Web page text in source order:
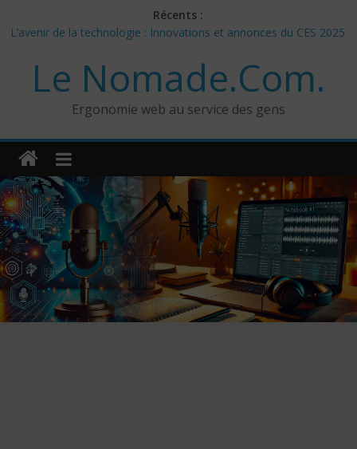
Récents :
L’avenir de la technologie : Innovations et annonces du CES 2025
Les 3 meilleurs réponses de politiciens Canadiens pour Donald
Google Deep Mind – IA : Simulation Mondiale et Défis Éthiques
NotebookLM : Mes commentaires sur 2 mois d’utilisation
CES 2025: Technologies insolites – jour 5
Le Nomade.Com.
Ergonomie web au service des gens